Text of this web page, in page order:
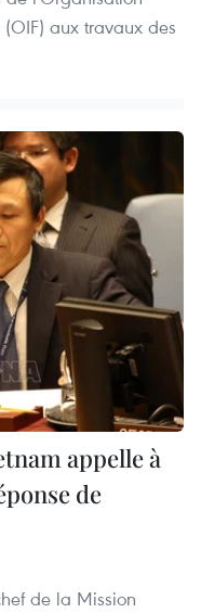
aux travaux des
appelle à
de
de la Mission